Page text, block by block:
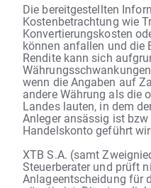
Die bereitgestellten
Kostenbetrachtung wie
Konvertierungskosten
können anfallen und die
Rendite kann sich
wenn die Angaben auf
andere Währung als die
Landes lauten, in dem
Anleger ansässig ist
Handelskonto geführt
XTB S.A. (samt
Steuerberater und prüft
Anlageentscheidung für